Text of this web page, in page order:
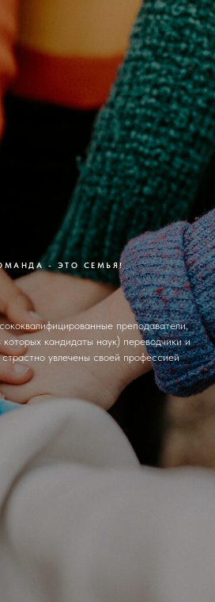
- ЭТО СЕМЬЯ!
преподаватели,
которых кандидаты наук) переводчики и
увлечены своей профессией